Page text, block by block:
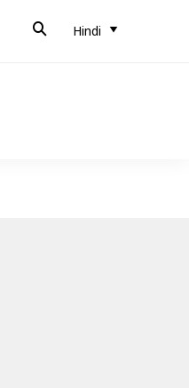
Hindi